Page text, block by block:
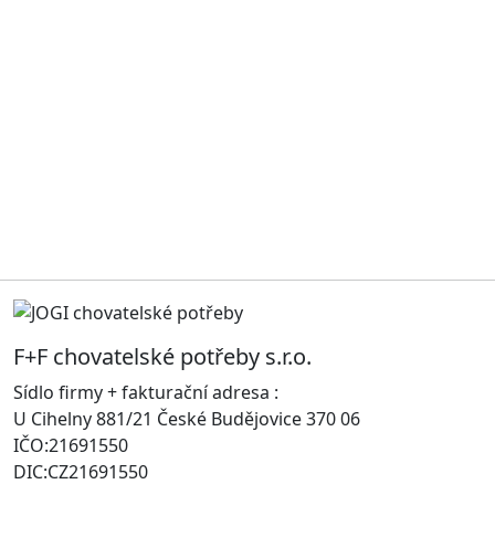
F+F chovatelské potřeby s.r.o.
Sídlo firmy + fakturační adresa :
U Cihelny 881/21 České Budějovice 370 06
IČO:21691550
DIC:CZ21691550